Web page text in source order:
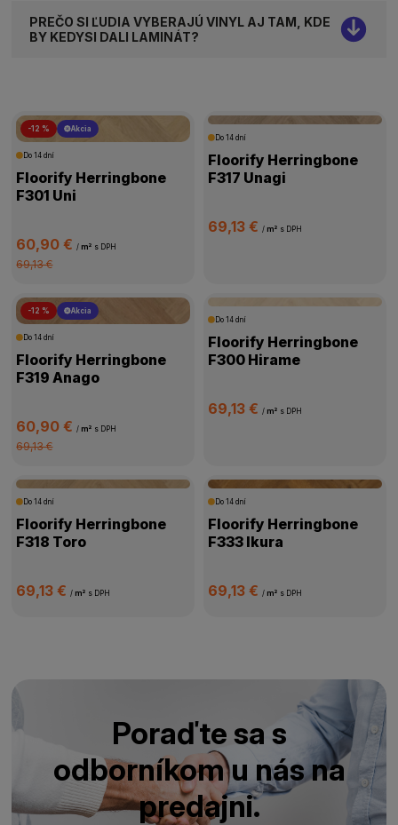
PREČO SI ĽUDIA VYBERAJÚ VINYL AJ TAM, KDE
BY KEDYSI DALI LAMINÁT?
-12 % Akcia
Do 14 dní
Floorify Herringbone
F301 Uni
60,90 €/ m² s DPH
69,13 €
Do 14 dní
Floorify Herringbone
F317 Unagi
69,13 € / m² s DPH
-12 % Akcia
Do 14 dní
Floorify Herringbone
F319 Anago
60,90 €/ m² s DPH
69,13 €
Do 14 dní
Floorify Herringbone
F300 Hirame
69,13 € / m² s DPH
Do 14 dní
Floorify Herringbone
F318 Toro
69,13 €/ m² s DPH
Do 14 dní
Floorify Herringbone
F333 Ikura
69,13 € / m² s DPH
Poraďte sa s
odborníkom u nás na
predajni.